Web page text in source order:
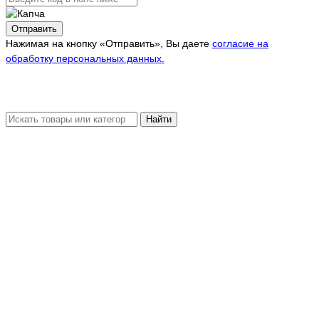
Отправить
Нажимая на кнопку «Отправить», Вы даете согласие на
обработку персональных данных.
Найти